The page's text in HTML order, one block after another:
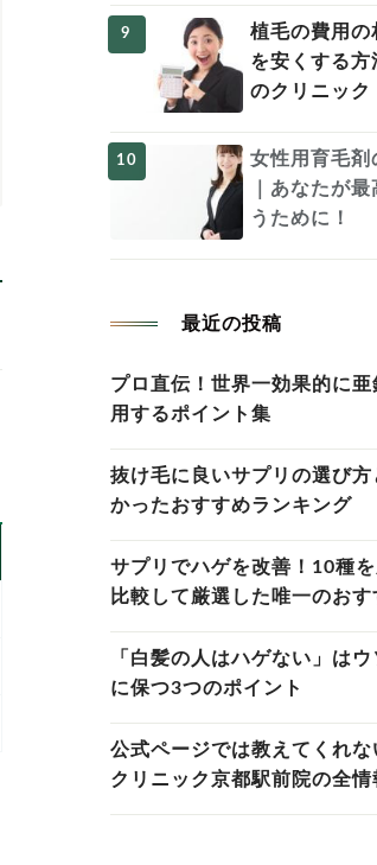
植毛の費用の
を安くする方
のクリニック
女性用育毛剤
｜あなたが
うために！
最近の投稿
プロ直伝！世界一効果的に
用するポイント集
抜け毛に良いサプリの選び
かったおすすめランキング
サプリでハゲを改善！10種
比較して厳選した唯一のおす
「白髪の人はハゲない」は
に保つ3つのポイント
公式ページでは教えてくれ
クリニック京都駅前院の全情